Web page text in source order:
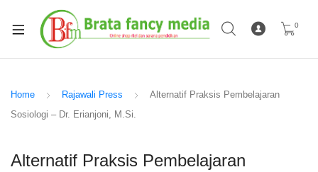
0
Home Rajawali Press
Alternatif Praksis Pembelajaran
Sosiologi – Dr. Erianjoni, M.Si.
Alternatif Praksis Pembelajaran